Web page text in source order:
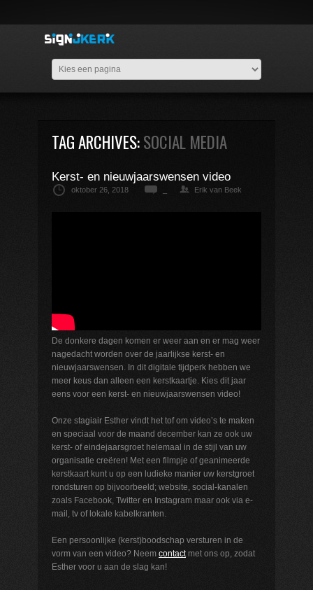
TAG ARCHIVES:SOCIAL MEDIA
Kerst- en nieuwjaarswensen video
oktober 26, 2018 Erik van Beek
De donkere dagen komen er weer aan en er mag weer
nagedacht worden over de jaarlijkse kerst- en
nieuwjaarswensen. In dit digitale tijdperk hebben we
meer keus dan alleen een kerstkaartje. Kies dit jaar
eens voor een kerst- en nieuwjaarswensen video!
Onze stagiair Esther vindt het tof om video’s te maken
en speciaal voor de maand december kan ze ook uw
kerst- of eindejaarsgroet helemaal in de stijl van uw
organisatie creëren! Met een filmpje of geanimeerde
kerstkaart kunt u op een ludieke manier uw kerstgroet
rondsturen op bijvoorbeeld; website, social-kanalen
zoals Facebook, Twitter en Instagram maar ook via e-
mail, tv of lokale kabelkranten.
Een persoonlijke (kerst)boodschap versturen in de
vorm van een video? Neem contactmet ons op, zodat
Esther voor u aan de slag kan!